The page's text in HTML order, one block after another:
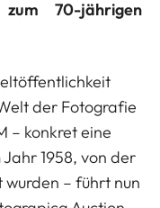
70-jährigen
der Fotografie
– konkret eine
1958, von der
– führt nun